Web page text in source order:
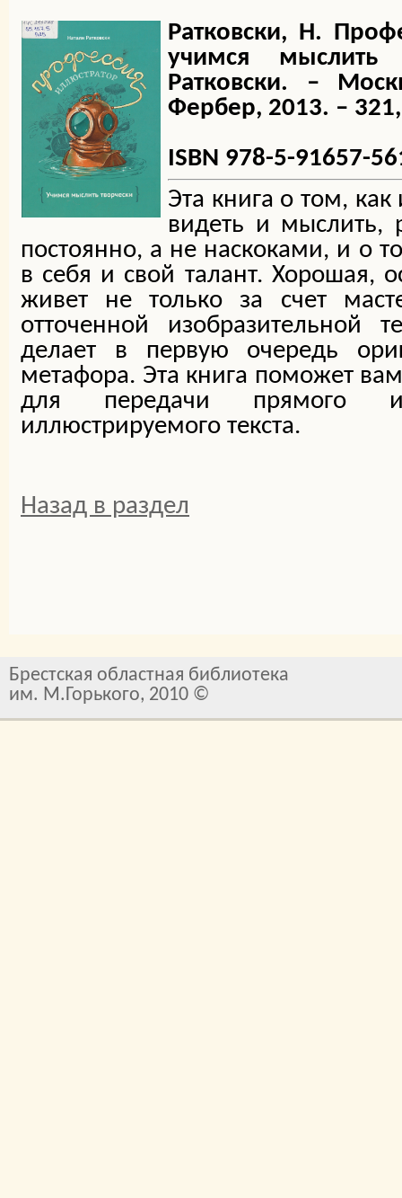
Ратковски, Н.
учимся мыслить
Ратковски. –
Фербер, 2013. –
ISBN 978-5-91657-
Эта книга о том, как
видеть и мыслить,
постоянно, а не наскоками, и о
в себя и свой талант. Хорошая,
живет не только за счет
отточенной изобразительной
делает в первую очередь
метафора. Эта книга поможет
для передачи прямого
иллюстрируемого текста.
Назад в раздел
Брестская областная библиотека
им. М.Горького, 2010 ©